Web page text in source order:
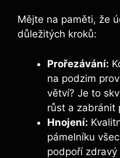
Mějte na paměti, že
důležitých kroků:
Prořezávání:
na podzim
větví? Je to
růst a zabránit
Hnojení:
pámelníku
podpoří